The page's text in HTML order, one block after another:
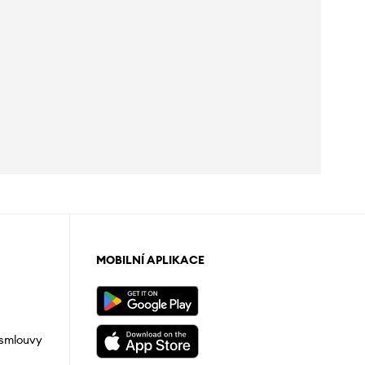
MOBILNÍ APLIKACE